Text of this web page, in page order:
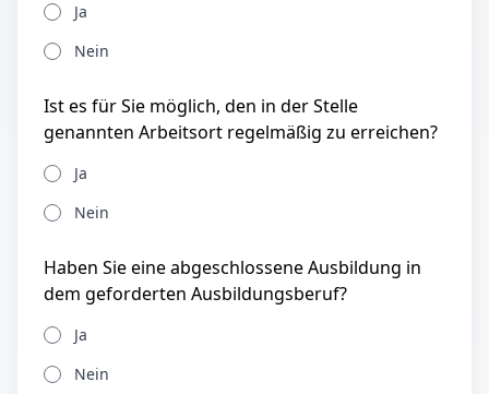
Ja
Nein
Ist es für Sie möglich, den in der Stelle
genannten Arbeitsort regelmäßig zu erreichen?
Ja
Nein
Haben Sie eine abgeschlossene Ausbildung in
dem geforderten Ausbildungsberuf?
Ja
Nein